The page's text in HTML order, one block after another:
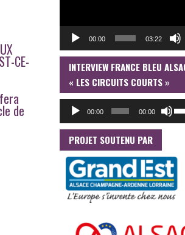
CE-
de
00:00 03:22
INTERVIEW FRANCE BLEU
« LES CIRCUITS COURTS »
00:00 00:00
OU
LE
PROJET SOUTENU PAR